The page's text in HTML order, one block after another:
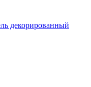
декорированный